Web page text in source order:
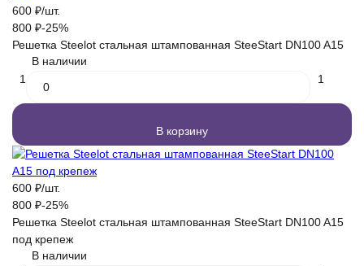
600 ₽/шт.
800 ₽-25%
Решетка Steelot стальная штампованная SteeStart DN100 A15
В наличии
1
1
В корзину
600 ₽/шт.
800 ₽-25%
Решетка Steelot стальная штампованная SteeStart DN100 A15
под крепеж
В наличии